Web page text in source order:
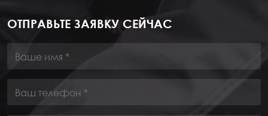
ОТПРАВЬТЕ ЗАЯВКУ СЕЙЧАС